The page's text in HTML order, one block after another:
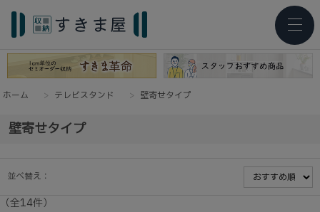
ホーム > テレビスタンド > 壁寄せタイプ
壁寄せタイプ
並べ替え：
（全14件）